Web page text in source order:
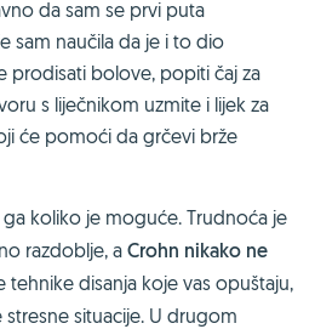
da sam se prvi puta
sam naučila da je i to dio
prodisati bolove, popiti čaj za
s liječnikom uzmite i lijek za
će pomoći da grčevi brže
koliko je moguće. Trudnoća je
razdoblje, a Crohn nikako ne
tehnike disanja koje vas opuštaju,
situacije. U drugom